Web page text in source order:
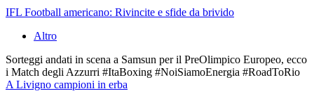
IFL Football americano: Rivincite e sfide da brivido
Altro
Sorteggi andati in scena a Samsun per il PreOlimpico Europeo, ecco
i Match degli Azzurri #ItaBoxing #NoiSiamoEnergia #RoadToRio
A Livigno campioni in erba